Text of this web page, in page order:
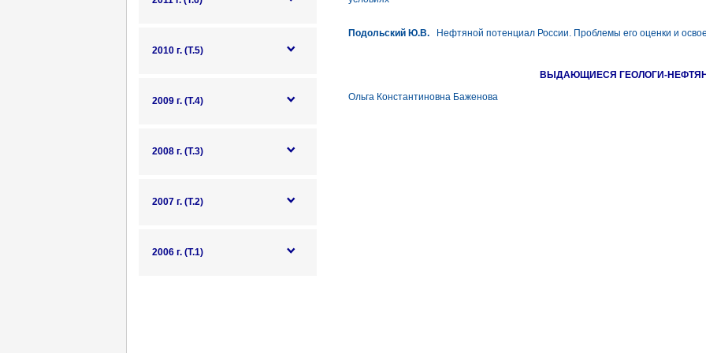
2010 г. (Т.5)
2009 г. (Т.4)
2008 г. (Т.3)
2007 г. (Т.2)
2006 г. (Т.1)
Подольский Ю.В.Нефтяной потенциал России. Проблемы его оценки и
ВЫДАЮЩИЕСЯ ГЕОЛОГИ-
Ольга Константиновна Баженова